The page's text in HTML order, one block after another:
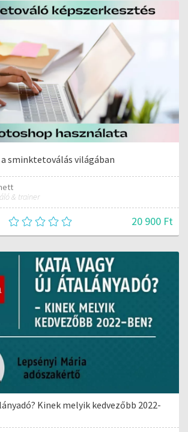
sminktetoválás világában
& trainer
20 900 Ft
Kinek melyik kedvezőbb 2022-